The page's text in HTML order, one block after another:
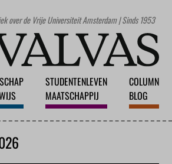
over de Vrije Universiteit Amsterdam | Sinds 1953
STUDENTENLEVEN
MAATSCHAPPIJ
COLUMN
BLOG